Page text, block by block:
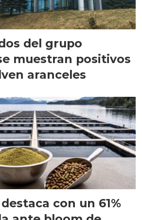
del grupo
muestran positivos
aranceles
con un 61%